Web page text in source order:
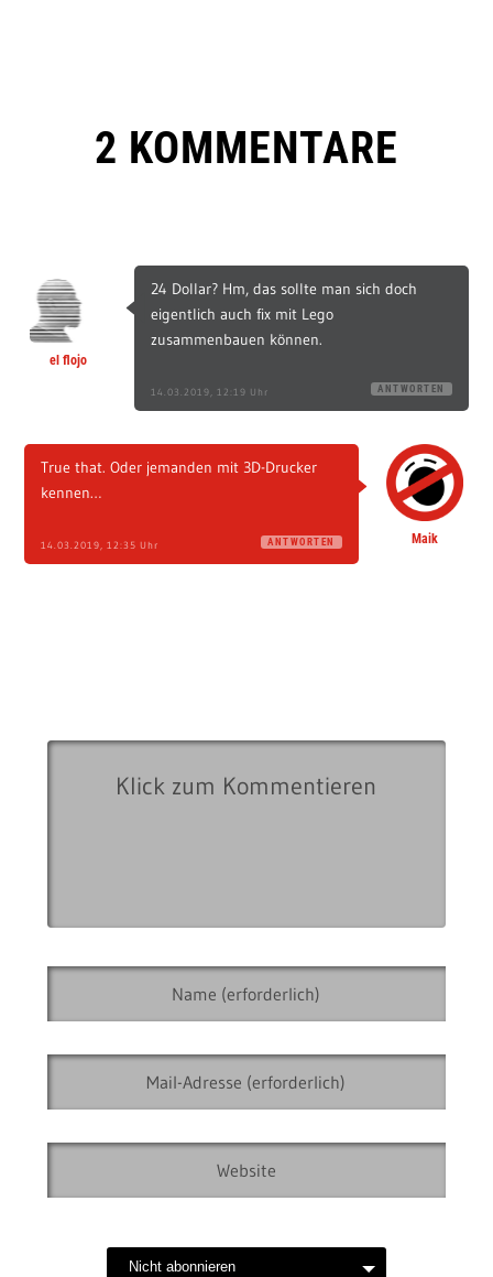
2 KOMMENTARE
el flojo
24 Dollar? Hm, das sollte man sich doch
eigentlich auch fix mit Lego
zusammenbauen können.
14.03.2019, 12:19 Uhr ANTWORTEN
Maik
True that. Oder jemanden mit 3D-Drucker
kennen…
14.03.2019, 12:35 Uhr ANTWORTEN